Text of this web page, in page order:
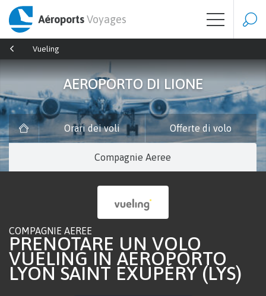
AéroportsVoyages
Vueling
AEROPORTO DI LIONE
Orari dei voli Offerte di volo
Compagnie Aeree
COMPAGNIE AEREE
PRENOTARE UN VOLO
VUELING IN AEROPORTO
LYON SAINT EXUPÉRY (LYS)